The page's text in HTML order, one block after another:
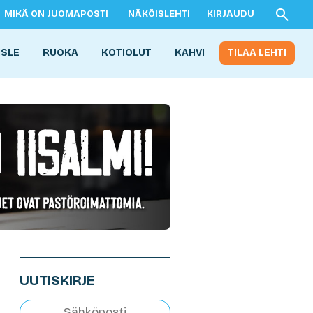
MIKÄ ON JUOMAPOSTI NÄKÖISLEHTI KIRJAUDU
RUOKA KOTIOLUT KAHVI TILAA LEHTI
UUTISKIRJE